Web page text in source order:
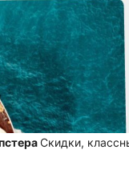
Скидки,